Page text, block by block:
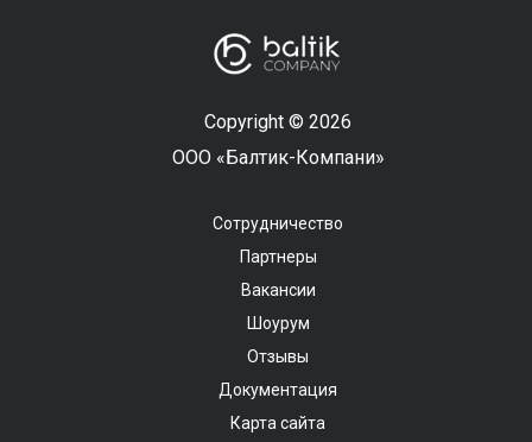
Copyright © 2026
ООО «Балтик-Компани»
Сотрудничество
Партнеры
Вакансии
Шоурум
Отзывы
Документация
Карта сайта